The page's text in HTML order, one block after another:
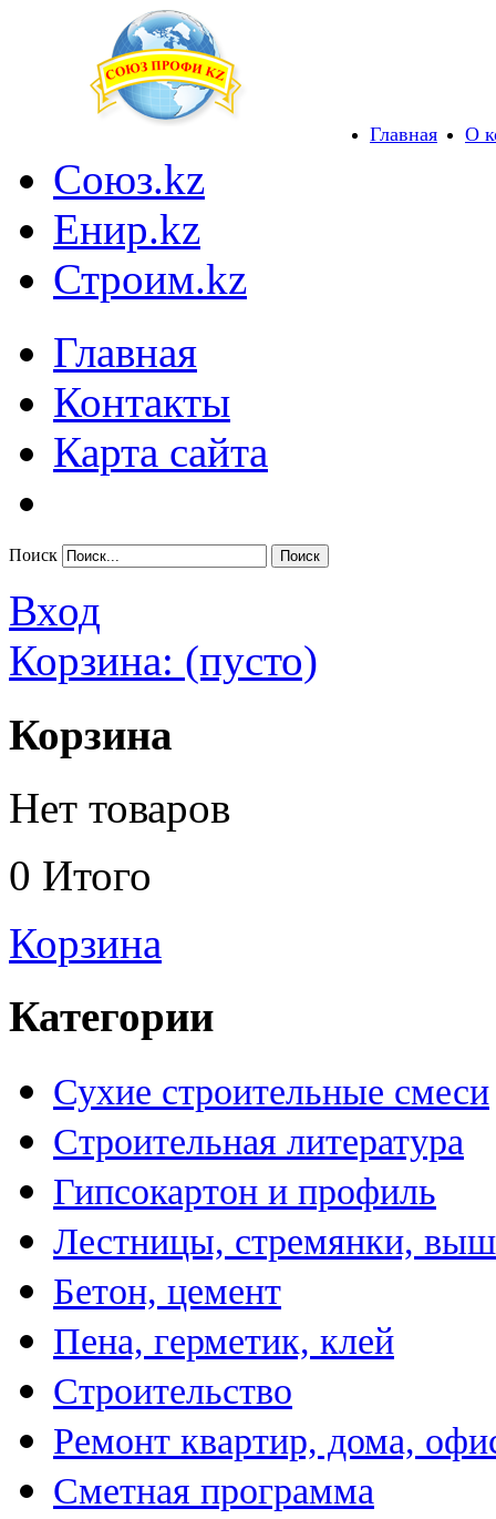
Главная О
Союз.kz
Енир.kz
Строим.kz
Главная
Контакты
Карта сайта
Поиск
Вход
Корзина: (пусто)
Корзина
Нет товаров
0 Итого
Корзина
Категории
Сухие строительные смеси
Строительная литература
Гипсокартон и профиль
Лестницы, стремянки,
Бетон, цемент
Пена, герметик, клей
Строительство
Ремонт квартир, дома,
Сметная программа